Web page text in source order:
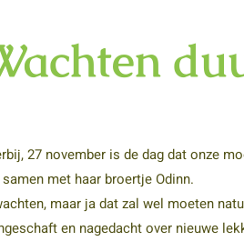
27 november is de dag dat onze
met haar broertje Odinn.
maar ja dat zal wel moeten
en nagedacht over nieuwe